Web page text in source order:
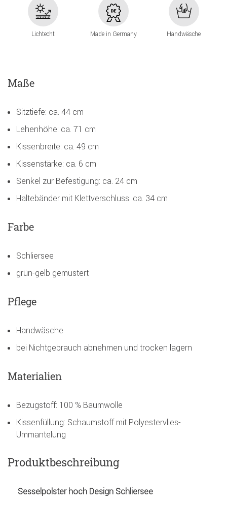
Lichtecht Made in Germany Handwäsche
Maße
Sitztiefe: ca. 44 cm
Lehenhöhe: ca. 71 cm
Kissenbreite: ca. 49 cm
Kissenstärke: ca. 6 cm
Senkel zur Befestigung: ca. 24 cm
Haltebänder mit Klettverschluss: ca. 34 cm
Farbe
Schliersee
grün-gelb gemustert
Pflege
Handwäsche
bei Nichtgebrauch abnehmen und trocken lagern
Materialien
Bezugstoff: 100 % Baumwolle
Kissenfüllung: Schaumstoff mit Polyestervlies-
Ummantelung
Produktbeschreibung
Sesselpolster hoch Design Schliersee